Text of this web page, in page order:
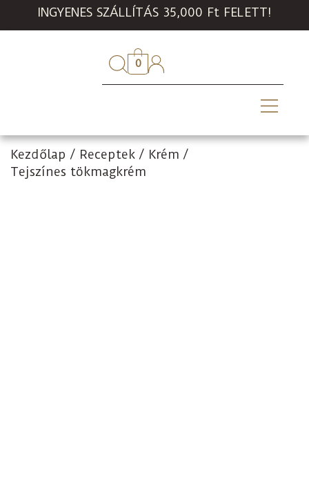
INGYENES SZÁLLÍTÁS 35,000 Ft FELETT!
0
Kezdőlap / Receptek / Krém /
Tejszínes tökmagkrém